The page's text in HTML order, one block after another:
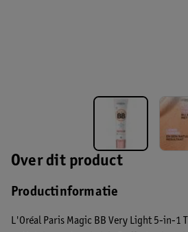
Over dit product
Productinformatie
L'Oréal Paris Magic BB Very Light 5-in-1